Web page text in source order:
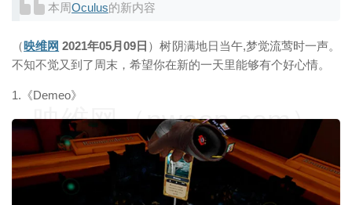
本周Oculus的新内容
（映维网 2021年05月09日 ）树阴满地日当午,梦觉流莺时一声。
不知不觉又到了周末，希望你在新的一天里能够有个好心情。
1.《Demeo》
映维网（nweon.com）